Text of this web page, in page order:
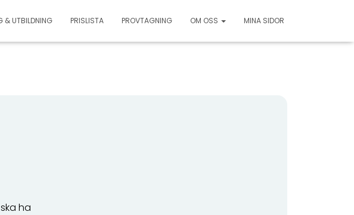
& UTBILDNING PRISLISTA PROVTAGNING OM OSS MINA SIDOR
ha